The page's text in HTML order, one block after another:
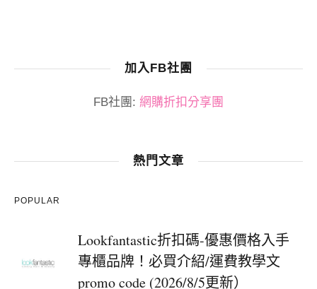
加入FB社團
FB社團: 網購折扣分享團
熱門文章
POPULAR
Lookfantastic折扣碼-優惠價格入手
專櫃品牌！必買介紹/運費教學文
promo code (2026/8/5更新）